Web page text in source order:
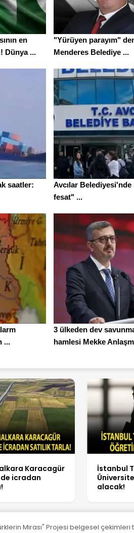
en
Dünya ...
"Yürüyen parayım"
Menderes Belediye ...
saatler:
Avcılar Belediyesi'nde
fesat" ...
...
3 ülkeden dev
hamlesi Mekke
Karacagür
icradan
İstanbul
alacak!
Mirası" Projesi belgesel çekimleri